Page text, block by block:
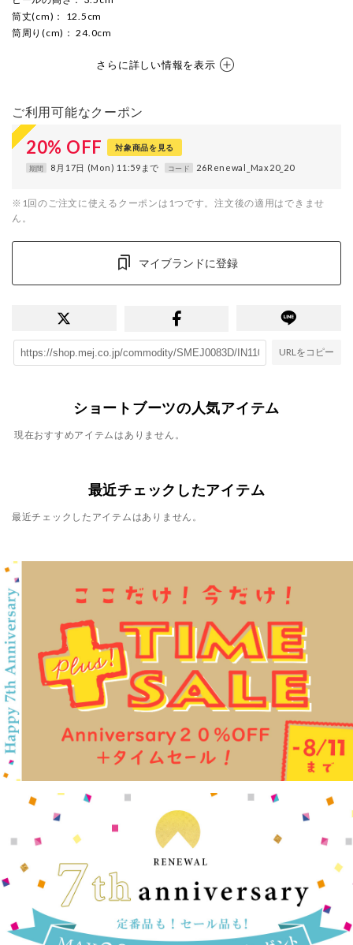
筒丈(cm) ： 12.5cm
筒周り(cm) ： 24.0cm
さらに詳しい情報を表示
ご利用可能なクーポン
20% OFF 対象商品を見る
期間 8月17日 (Mon) 11:59まで コード 26Renewal_Max20_20
※1回のご注文に使えるクーポンは1つです。注文後の適用はできませ
ん。
マイブランドに登録
URLをコピー
ショートブーツの人気アイテム
現在おすすめアイテムはありません。
最近チェックしたアイテム
最近チェックしたアイテムはありません。